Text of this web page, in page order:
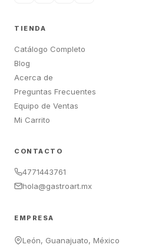
TIENDA
Catálogo Completo
Blog
Acerca de
Preguntas Frecuentes
Equipo de Ventas
Mi Carrito
CONTACTO
4771443761
hola@gastroart.mx
EMPRESA
León, Guanajuato, México